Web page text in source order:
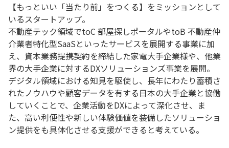
【もっといい「当たり前」をつくる】をミッションとして
いるスタートアップ。
不動産テック領域でtoC 部屋探しポータルやtoB 不動産仲
介業者特化型SaaSといったサービスを展開する事業に加
え、資本業務提携契約を締結した家電大手企業様や、他業
界の大手企業に対するDXソリューションズ事業を展開。
デジタル領域における知見を駆使し、長年にわたり蓄積さ
れたノウハウや顧客データを有する日本の大手企業と協働
していくことで、企業活動をDXによって深化させ、ま
た、高い利便性や新しい体験価値を装備したソリューショ
ン提供をも具体化させる支援ができると考えている。